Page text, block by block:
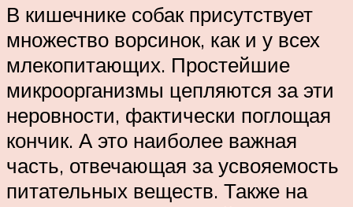
В кишечнике собак присутствует
множество ворсинок, как и у всех
млекопитающих. Простейшие
микроорганизмы цепляются за эти
неровности, фактически поглощая
кончик. А это наиболее важная
часть, отвечающая за усвояемость
питательных веществ. Также на